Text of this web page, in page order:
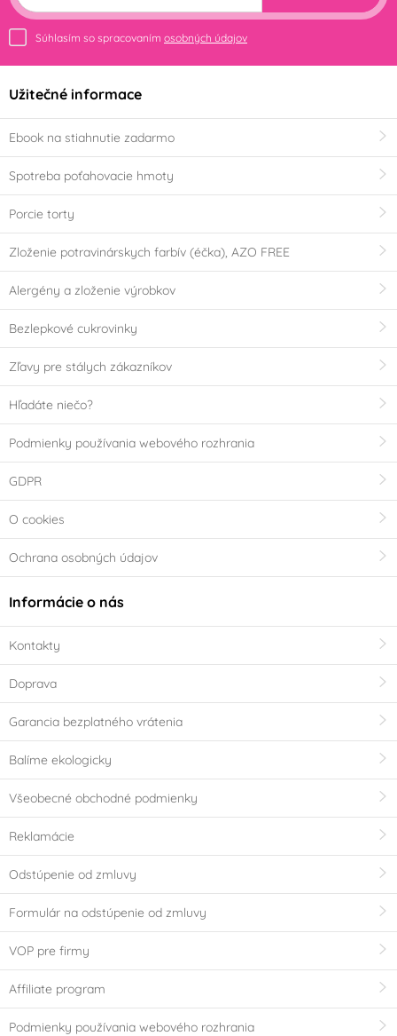
Súhlasím so spracovaním osobných údajov
Užitečné informace
Ebook na stiahnutie zadarmo
Spotreba poťahovacie hmoty
Porcie torty
Zloženie potravinárskych farbív (éčka), AZO FREE
Alergény a zloženie výrobkov
Bezlepkové cukrovinky
Zľavy pre stálych zákazníkov
Hľadáte niečo?
Podmienky používania webového rozhrania
GDPR
O cookies
Ochrana osobných údajov
Informácie o nás
Kontakty
Doprava
Garancia bezplatného vrátenia
Balíme ekologicky
Všeobecné obchodné podmienky
Reklamácie
Odstúpenie od zmluvy
Formulár na odstúpenie od zmluvy
VOP pre firmy
Affiliate program
Podmienky používania webového rozhrania